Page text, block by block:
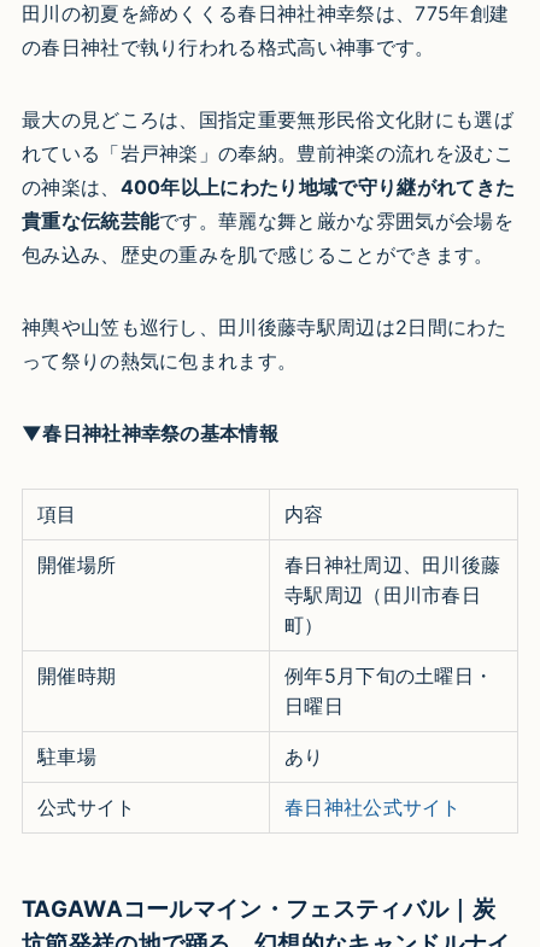
田川の初夏を締めくくる春日神社神幸祭は、775年創建
の春日神社で執り行われる格式高い神事です。
最大の見どころは、国指定重要無形民俗文化財にも選ば
れている「岩戸神楽」の奉納。豊前神楽の流れを汲むこ
の神楽は、 400年以上にわたり地域で守り継がれてきた
貴重な伝統芸能です。華麗な舞と厳かな雰囲気が会場を
包み込み、歴史の重みを肌で感じることができます。
神輿や山笠も巡行し、田川後藤寺駅周辺は2日間にわた
って祭りの熱気に包まれます。​
▼春日神社神幸祭の基本情報
項目 内容
開催場所
春日神社周辺、田川後藤
寺駅周辺（田川市春日
町）​
開催時期
例年5月下旬の土曜日・
日曜日​​
駐車場 あり​
公式サイト 春日神社公式サイト
TAGAWAコールマイン・フェスティバル｜炭